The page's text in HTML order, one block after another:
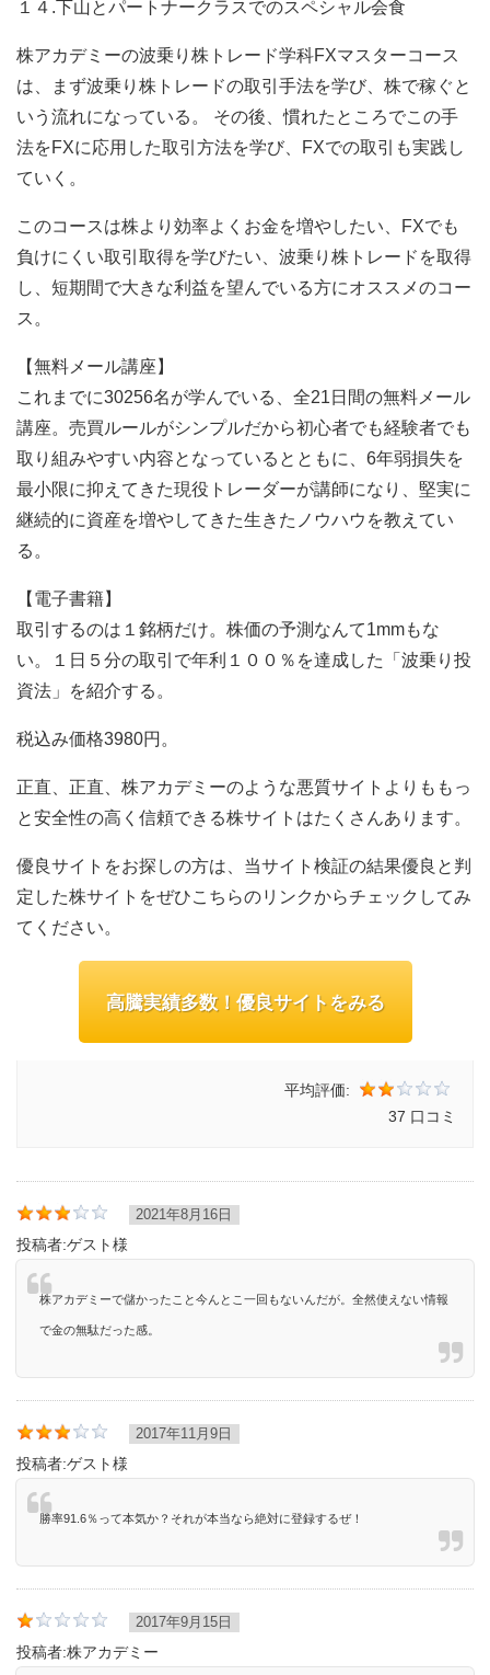
１４.下山とパートナークラスでのスペシャル会食
株アカデミーの波乗り株トレード学科FXマスターコース
は、まず波乗り株トレードの取引手法を学び、株で稼ぐと
いう流れになっている。 その後、慣れたところでこの手
法をFXに応用した取引方法を学び、FXでの取引も実践し
ていく。
このコースは株より効率よくお金を増やしたい、FXでも
負けにくい取引取得を学びたい、波乗り株トレードを取得
し、短期間で大きな利益を望んでいる方にオススメのコー
ス。
【無料メール講座】
これまでに30256名が学んでいる、全21日間の無料メール
講座。売買ルールがシンプルだから初心者でも経験者でも
取り組みやすい内容となっているとともに、6年弱損失を
最小限に抑えてきた現役トレーダーが講師になり、堅実に
継続的に資産を増やしてきた生きたノウハウを教えてい
る。
【電子書籍】
取引するのは１銘柄だけ。株価の予測なんて1mmもな
い。１日５分の取引で年利１００％を達成した「波乗り投
資法」を紹介する。
税込み価格3980円。
正直、正直、株アカデミーのような悪質サイトよりももっ
と安全性の高く信頼できる株サイトはたくさんあります。
優良サイトをお探しの方は、当サイト検証の結果優良と判
定した株サイトをぜひこちらのリンクからチェックしてみ
てください。
高騰実績多数！優良サイトをみる
平均評価:
37 口コミ
2021年8月16日
投稿者:ゲスト様
株アカデミーで儲かったこと今んとこ一回もないんだが。全然使えない情報
で金の無駄だった感。
2017年11月9日
投稿者:ゲスト様
勝率91.6％って本気か？それが本当なら絶対に登録するぜ！
2017年9月15日
投稿者:株アカデミー